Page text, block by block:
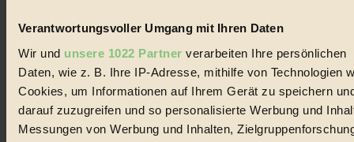
Verantwortungsvoller Umgang mit Ihren Daten
Wir und unsere 1022 Partner verarbeiten Ihre persönlichen
Daten, wie z. B. Ihre IP-Adresse, mithilfe von Technologien
Cookies, um Informationen auf Ihrem Gerät zu speichern
darauf zuzugreifen und so personalisierte Werbung und
Messungen von Werbung und Inhalten,
Lebenswandel. Es ist eine moderne Plattform für Ideen, Menschen
und Produkte, ein Leitfaden im schnell wachsenden Markt des
Handels mit Bioprodukten, des Fair-Trade sowie der Branche
Social Media
22.601 Fans auf Facebook
3.415 Follower auf Twitter
Folge uns auf Instagram